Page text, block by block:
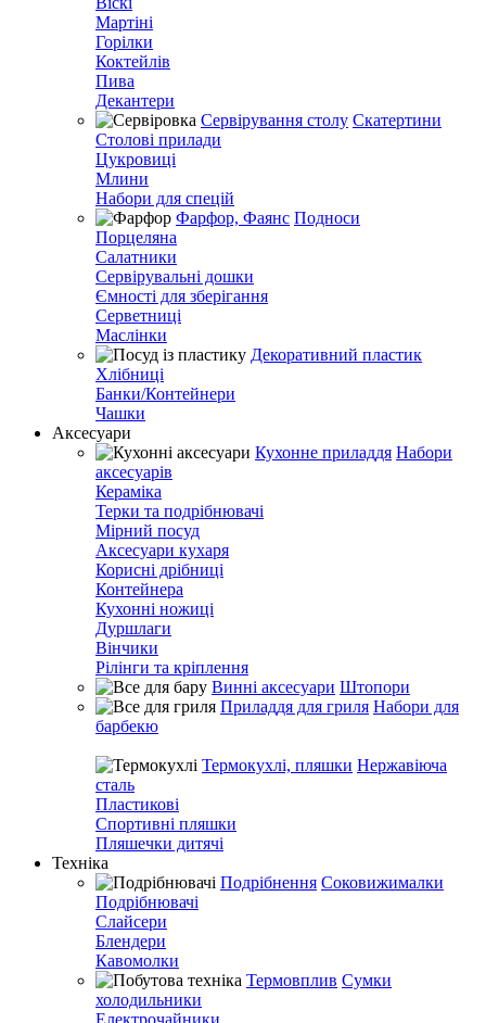
Мартіні
Горілки
Коктейлів
Пива
Декантери
Сервірування столу Скатертини
Столові прилади
Цукровиці
Млини
Набори для спецій
Фарфор, Фаянс Подноси
Порцеляна
Салатники
Сервірувальні дошки
Ємності для зберігання
Серветниці
Маслінки
Декоративний пластик
Хлібниці
Банки/Контейнери
Чашки
Аксесуари
Кухонне приладдя Набори
аксесуарів
Кераміка
Терки та подрібнювачі
Мірний посуд
Аксесуари кухаря
Корисні дрібниці
Контейнера
Кухонні ножиці
Дуршлаги
Вінчики
Рілінги та кріплення
Винні аксесуари Штопори
Приладдя для гриля Набори для
барбекю
Термокухлі, пляшки Нержавіюча
сталь
Пластикові
Спортивні пляшки
Пляшечки дитячі
Техніка
Подрібнення Соковижималки
Подрібнювачі
Слайсери
Блендери
Кавомолки
Термовплив Сумки
холодильники
Електрочайники